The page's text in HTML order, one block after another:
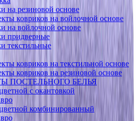
на резиновой основе
ковриков на войлочной основе
на войлочной основе
придверные
текстильные
ковриков на текстильной основе
ковриков на резиновой основе
ПОСТЕЛЬНОГО БЕЛЬЯ
с окантовкой
комбинированный